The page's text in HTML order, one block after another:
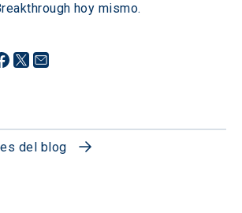
hoy mismo.
del blog